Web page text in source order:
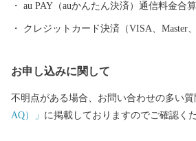
au PAY（auかんたん決済）通信料金合算
クレジットカード決済（VISA、Master
お申し込みに関して
不明点がある場合、お問い合わせの多い質
AQ）」 に掲載しておりますのでご確認くだ